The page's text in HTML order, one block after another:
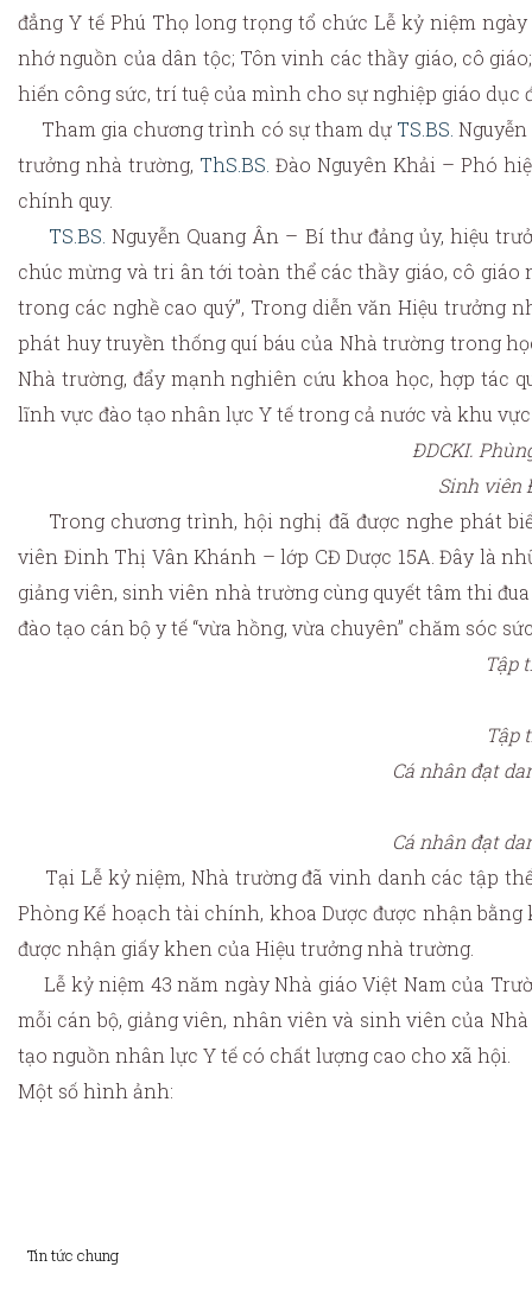
đẳng Y tế Phú Thọ long trọng tổ chức Lễ kỷ niệm
nhớ nguồn của dân tộc; Tôn vinh các thầy giáo, cô
hiến công sức, trí tuệ của mình cho sự nghiệp giáo
Tham gia chương trình có sự tham dự TS.BS.
trưởng nhà trường, ThS.BS. Đào Nguyên Khải – Phó
chính quy.
TS.BS. Nguyễn Quang Ân – Bí thư đảng ủy, hiệu
chúc mừng và tri ân tới toàn thể các thầy giáo, cô giáo
trong các nghề cao quý”, Trong diễn văn Hiệu
phát huy truyền thống quí báu của Nhà trường trong
Nhà trường, đẩy mạnh nghiên cứu khoa học, hợp tác
lĩnh vực đào tạo nhân lực Y tế trong cả nước và khu
ĐDCKI.
Sinh viên
Trong chương trình, hội nghị đã được nghe phát
viên Đinh Thị Vân Khánh – lớp CĐ Dược 15A. Đây là
giảng viên, sinh viên nhà trường cùng quyết tâm thi
đào tạo cán bộ y tế “vừa hồng, vừa chuyên” chăm sóc
Tập
Tập
Cá nhân đạt
Cá nhân đạt
Tại Lễ kỷ niệm, Nhà trường đã vinh danh các tập
Phòng Kế hoạch tài chính, khoa Dược được nhận
được nhận giấy khen của Hiệu trưởng nhà trường.
Lễ kỷ niệm 43 năm ngày Nhà giáo Việt Nam của
mỗi cán bộ, giảng viên, nhân viên và sinh viên của
tạo nguồn nhân lực Y tế có chất lượng cao cho xã hội.
Một số hình ảnh:
Tin tức chung